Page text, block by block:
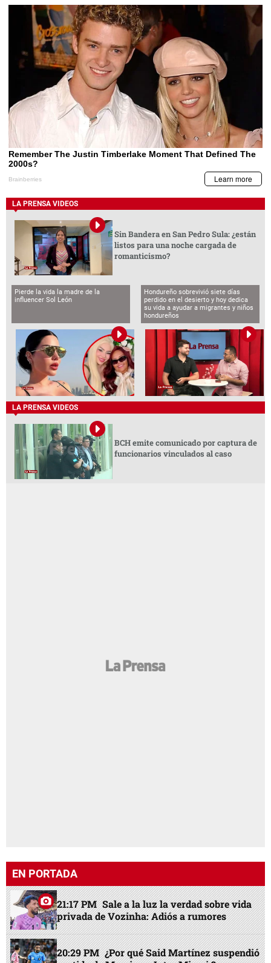
LA PRENSA VIDEOS
Sin Bandera en San Pedro Sula: ¿están
listos para una noche cargada de
romanticismo?
Pierde la vida la madre de la
influencer Sol León
Hondureño sobrevivió siete días
perdido en el desierto y hoy dedica
su vida a ayudar a migrantes y niños
hondureños
LA PRENSA VIDEOS
BCH emite comunicado por captura de
funcionarios vinculados al caso
EN PORTADA
21:17 PM Sale a la luz la verdad sobre vida
privada de Vozinha: Adiós a rumores
20:29 PM ¿Por qué Said Martínez suspendió